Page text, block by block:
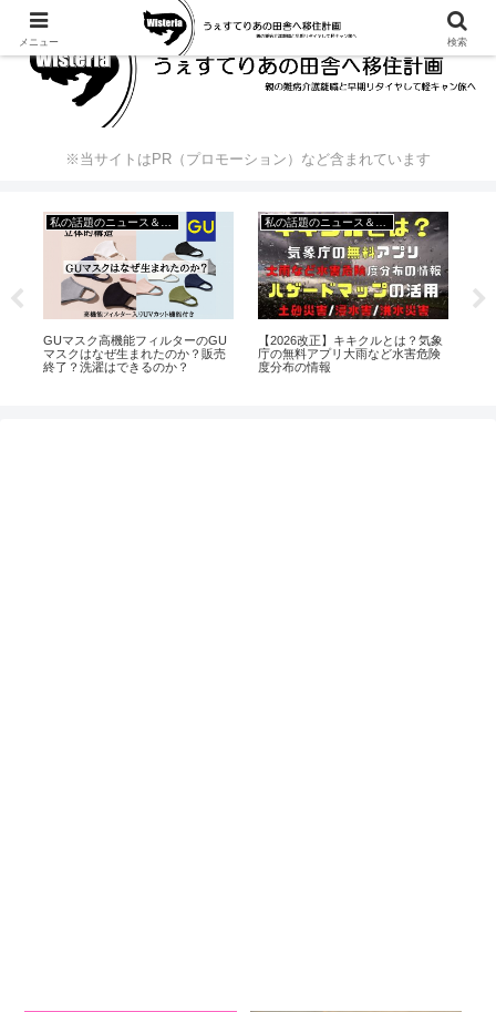
※当サイトはPR（プロモーション）など含まれています
私の話題のニュース＆出来事
GUマスク高機能フィルターのGU
マスクはなぜ生まれたのか？販売
終了？洗濯はできるのか？
私の話題のニュース＆出来事
【2026改正】キキクルとは？気象
庁の無料アプリ大雨など水害危険
度分布の情報
メニュー 検索